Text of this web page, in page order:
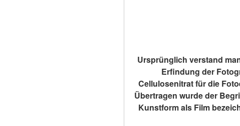
Ursprünglich verstand
Erfindung der
Cellulosenitrat für die
Übertragen wurde der
Kunstform als Film